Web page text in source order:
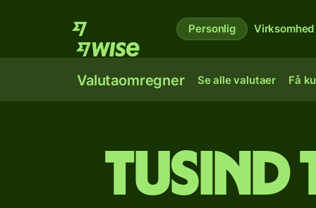
Personlig Virksomhed
Valutaomregner Se alle valutaer Få
tusind